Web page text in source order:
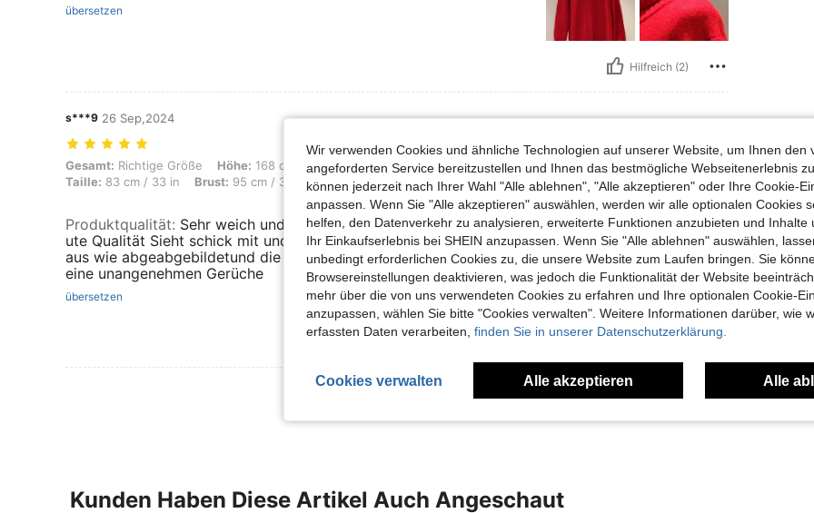
übersetzen
Hilfreich (2)
s***9 26 Sep,2024
Gesamt: Richtige Größe, Höhe: 168 cm / 66 in, Gewicht: 77 kg / 170 lbs, Hüften: 104 cm / 41 in, Taille: 83 cm / 33 in, Brust: 95 cm / 37 in, Farbe: Rot,
Gesamt: Richtige Größe Höhe: 168 cm / 66 in Gewicht:77 kg / 170 lbs Hüften:104 cm / 41 in
Taille: 83 cm / 33 in Brust: 95 cm / 37 in Farbe:Rot Größe: L
Produktqualität: Sehr weich und angenehm zu tragen, g
ute Qualität Sieht schick mit und ohne Gürtel aus. Sieht
aus wie abgeabgebildetund die Maße stimmen exakt. K
eine unangenehmen Gerüche
übersetzen
Mehr Bewertungen Ansehen
Kunden Haben Diese Artikel Auch Angeschaut
Wir verwenden Cookies und ähnliche Technologien auf unserer Website, um Ihnen den
angeforderten Service bereitzustellen und Ihnen das bestmögliche Webseitenerlebnis
können jederzeit nach Ihrer Wahl "Alle ablehnen", "Alle akzeptieren" oder Ihre Cookie-
anpassen. Wenn Sie "Alle akzeptieren" auswählen, werden wir alle optionalen Cookies
helfen, den Datenverkehr zu analysieren, erweiterte Funktionen anzubieten und Inhalte
Ihr Einkaufserlebnis bei SHEIN anzupassen. Wenn Sie "Alle ablehnen" auswählen,
unbedingt erforderlichen Cookies zu, die unsere Website zum Laufen bringen. Sie
Browsereinstellungen deaktivieren, was jedoch die Funktionalität der Website
mehr über die von uns verwendeten Cookies zu erfahren und Ihre optionalen Cookie-
anzupassen, wählen Sie bitte "Cookies verwalten". Weitere Informationen darüber, wie
erfassten Daten verarbeiten, finden Sie in unserer Datenschutzerklärung.
Cookies verwalten Alle akzeptieren Alle